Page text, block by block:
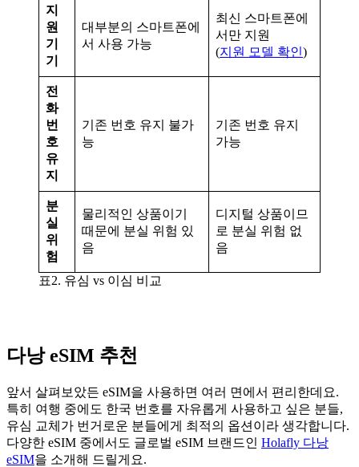
지
원
기
기
대부분의 스마트폰에
서 사용 가능
최신 스마트폰에
서만 지원
(지원 모델 확인)
전
화
번
호
유
지
기존 번호 유지 불가
능
기존 번호 유지
가능
분
실
위
험
물리적인 상품이기
때문에 분실 위험 있
음
디지털 상품이므
로 분실 위험 없
음
표2. 유심 vs 이심 비교
다낭 eSIM 추천
앞서 살펴보았든 eSIM을 사용하면 여러 면에서 편리한데요.
특히 여행 중에도 한국 번호를 자유롭게 사용하고 싶은 분들,
유심 교체가 번거로운 분들에게 최적의 옵션이라 생각합니다.
다양한 eSIM 중에서도 글로벌 eSIM 브랜드인 Holafly 다낭
eSIM을 소개해 드릴게요.